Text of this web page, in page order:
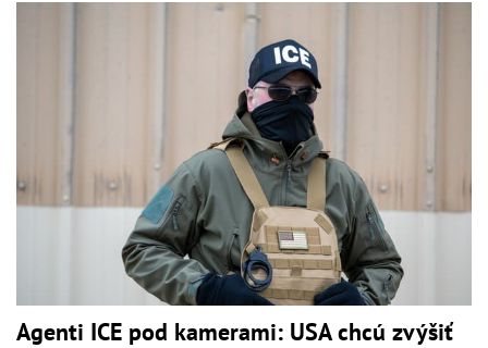
Agenti ICE pod kamerami: USA chcú zvýšiť